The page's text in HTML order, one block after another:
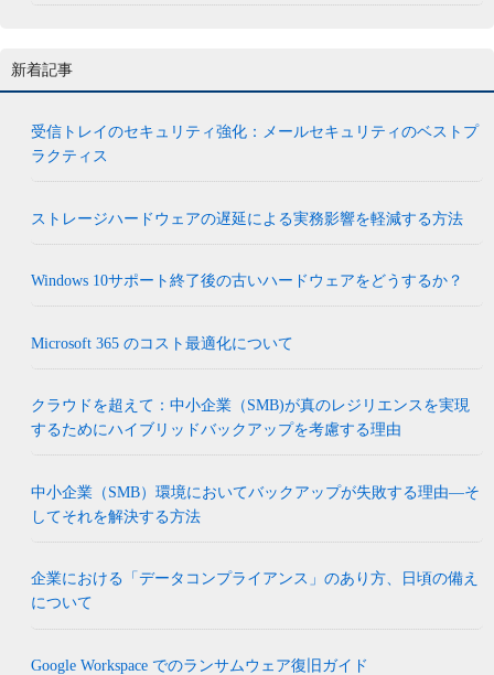
新着記事
受信トレイのセキュリティ強化：メールセキュリティのベストプ
ラクティス
ストレージハードウェアの遅延による実務影響を軽減する方法
Windows 10サポート終了後の古いハードウェアをどうするか？
Microsoft 365 のコスト最適化について
クラウドを超えて：中小企業（SMB)が真のレジリエンスを実現
するためにハイブリッドバックアップを考慮する理由
中小企業（SMB）環境においてバックアップが失敗する理由―そ
してそれを解決する方法
企業における「データコンプライアンス」のあり方、日頃の備え
について
Google Workspace でのランサムウェア復旧ガイド